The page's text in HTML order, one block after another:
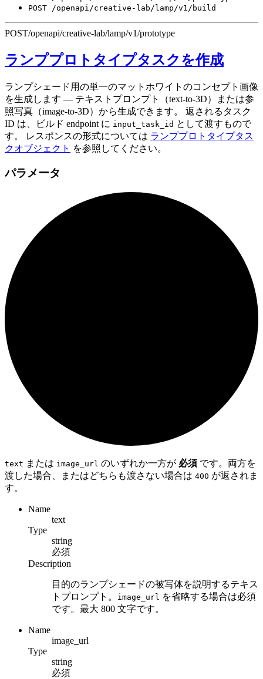
POST /openapi/creative-lab/lamp/v1/build
POST/openapi/creative-lab/lamp/v1/prototype
ランププロトタイプタスクを作成
ランプシェード用の単一のマットホワイトのコンセプト画像
を生成します — テキストプロンプト（text-to-3D）または参
照写真（image-to-3D）から生成できます。 返されるタスク
ID は、ビルド endpoint に input_task_id として渡すもので
す。 レスポンスの形式については ランププロトタイプタス
クオブジェクト を参照してください。
パラメータ
text または image_url のいずれか一方が 必須 です。両方を
渡した場合、またはどちらも渡さない場合は 400 が返されま
す。
Name
text
Type
string
必須
Description
目的のランプシェードの被写体を説明するテキス
トプロンプト。
image_url を省略する場合は必須
です。最大 800 文字です。
Name
image_url
Type
string
必須